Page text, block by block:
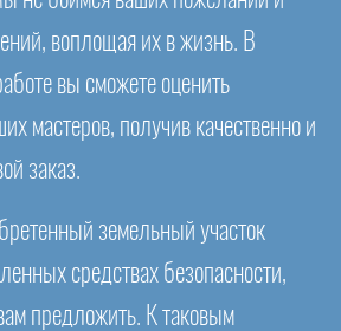
воплощая их в жизнь. В
вы сможете оценить
мастеров, получив качественно и
заказ.
земельный участок
средствах безопасности,
предложить. К таковым